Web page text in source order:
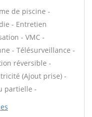
de piscine -
- Entretien
- VMC -
- Télésurveillance -
réversible -
(Ajout prise) -
partielle -